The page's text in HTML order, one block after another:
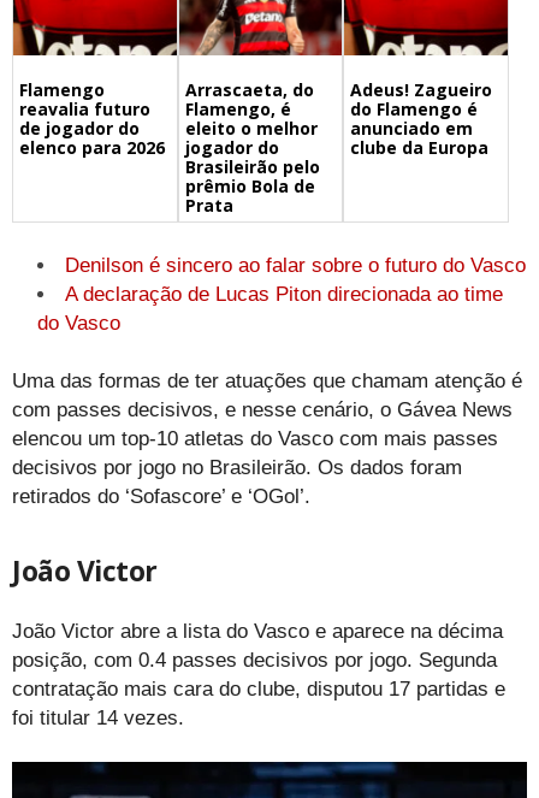
Flamengo
reavalia futuro
de jogador do
elenco para 2026
Arrascaeta, do
Flamengo, é
eleito o melhor
jogador do
Brasileirão pelo
prêmio Bola de
Prata
Adeus! Zagueiro
do Flamengo é
anunciado em
clube da Europa
Denilson é sincero ao falar sobre o futuro do Vasco
A declaração de Lucas Piton direcionada ao time
do Vasco
Uma das formas de ter atuações que chamam atenção é
com passes decisivos, e nesse cenário, o Gávea News
elencou um top-10 atletas do Vasco com mais passes
decisivos por jogo no Brasileirão. Os dados foram
retirados do ‘Sofascore’ e ‘OGol’.
João Victor
João Victor abre a lista do Vasco e aparece na décima
posição, com 0.4 passes decisivos por jogo. Segunda
contratação mais cara do clube, disputou 17 partidas e
foi titular 14 vezes.